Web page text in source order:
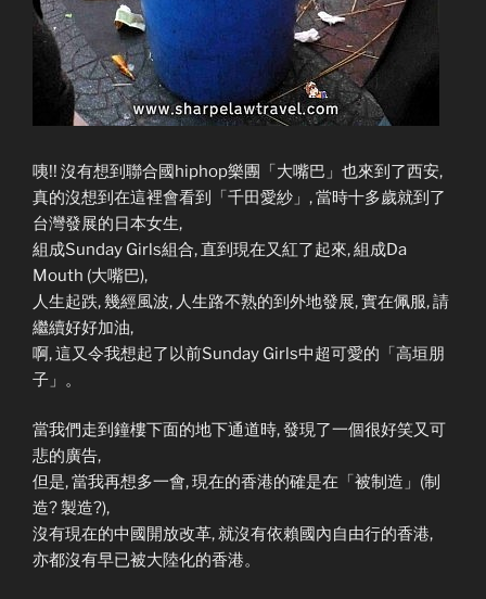
咦!! 沒有想到聯合國hiphop樂團「大嘴巴」也來到了西安,
真的沒想到在這裡會看到「千田愛紗」, 當時十多歲就到了
台灣發展的日本女生,
組成Sunday Girls組合, 直到現在又紅了起來, 組成Da
Mouth (大嘴巴),
人生起跌, 幾經風波, 人生路不熟的到外地發展, 實在佩服, 請
繼續好好加油,
啊, 這又令我想起了以前Sunday Girls中超可愛的「高垣朋
子」。
當我們走到鐘樓下面的地下通道時, 發現了一個很好笑又可
悲的廣告,
但是, 當我再想多一會, 現在的香港的確是在「被制造」(制
造? 製造?),
沒有現在的中國開放改革, 就沒有依賴國內自由行的香港,
亦都沒有早已被大陸化的香港。